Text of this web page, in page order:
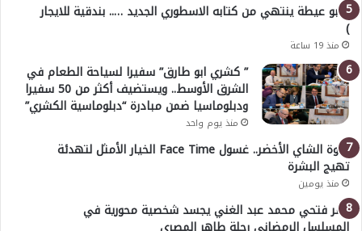
( أبو عيطة ينتهي من كتابه الاسطوري الجديد ….. بندقية للايجار
)
منذ 19 ساعة
” كشري ابو طارق” سفيرا لسياحة الطعام في
الشرق الأوسط.. ويستضيف أكثر من 50 سفيرا
ودبلوماسيا ضمن مبادرة “دبلوماسية الكشري”
منذ يوم واحد
قوة الشاي الأخضر.. غسول Face Time الخيار الأمثل لتهدئة
تهيج البشرة
منذ يومين
عمر فتحي محمد عبد الغني يجسد شخصية محورية في